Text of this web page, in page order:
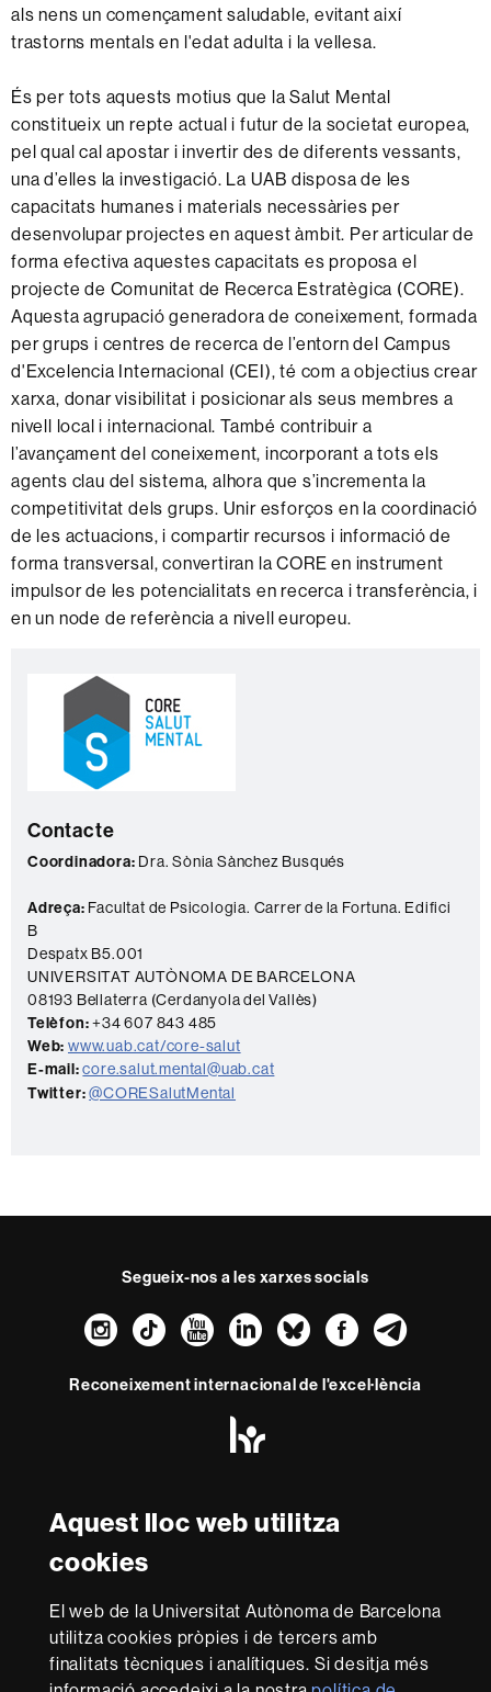
Aquest lloc web utilitza
cookies
El web de la Universitat Autònoma de Barcelona
utilitza cookies pròpies i de tercers amb
finalitats tècniques i analítiques. Si desitja més
als nens un començament saludable, evitant així
trastorns mentals en l'edat adulta i la vellesa.
És per tots aquests motius que la Salut Mental
constitueix un repte actual i futur de la societat europea,
pel qual cal apostar i invertir des de diferents vessants,
una d’elles la investigació. La UAB disposa de les
capacitats humanes i materials necessàries per
desenvolupar projectes en aquest àmbit. Per articular de
forma efectiva aquestes capacitats es proposa el
projecte de Comunitat de Recerca Estratègica (CORE).
Aquesta agrupació generadora de coneixement, formada
per grups i centres de recerca de l’entorn del Campus
d'Excelencia Internacional (CEI), té com a objectius crear
xarxa, donar visibilitat i posicionar als seus membres a
nivell local i internacional. També contribuir a
l’avançament del coneixement, incorporant a tots els
agents clau del sistema, alhora que s’incrementa la
competitivitat dels grups. Unir esforços en la coordinació
de les actuacions, i compartir recursos i informació de
forma transversal, convertiran la CORE en instrument
impulsor de les potencialitats en recerca i transferència, i
en un node de referència a nivell europeu.
complementària
c
t
e
Contacte
Coordinadora: Dra. Sònia Sànchez Busqués
Adreça: Facultat de Psicologia. Carrer de la Fortuna. Edifici
B
Despatx B5.001
UNIVERSITAT AUTÒNOMA DE BARCELONA
08193 Bellaterra (Cerdanyola del Vallès)
Telèfon:+34 607 843 485
Web: www.uab.cat/core-salut
E-mail:core.salut.mental@uab.cat
Twitter:@CORESalutMental
Segueix-nos a les xarxes socials
Instagram
TikTokYouTube
LinkedIn
Bluesky
Reconeixement internacional de l'excel·lència
-
Euraxess
Amb el finançament de
Sobre
aquest
web
Avís legal Protecció de dades Sobre el